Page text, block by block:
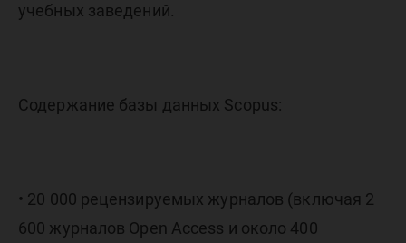
учебных заведений.
Содержание базы данных Scopus:
• 20 000 рецензируемых журналов (включая 2
600 журналов Open Access и около 400